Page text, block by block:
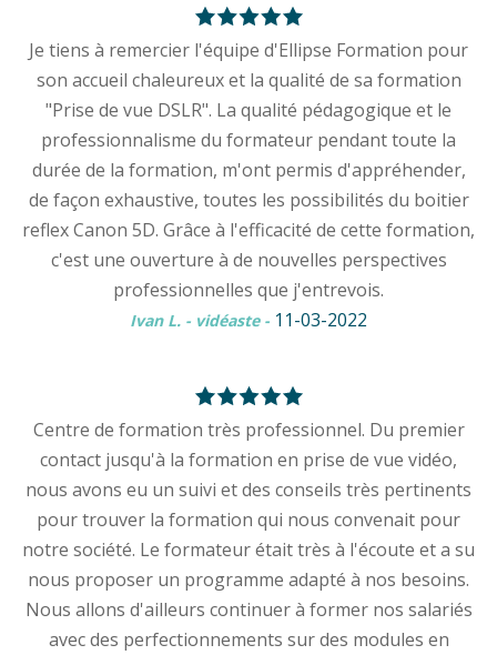
Je tiens à remercier l'équipe d'Ellipse Formation pour
son accueil chaleureux et la qualité de sa formation
"Prise de vue DSLR". La qualité pédagogique et le
professionnalisme du formateur pendant toute la
durée de la formation, m'ont permis d'appréhender,
de façon exhaustive, toutes les possibilités du boitier
reflex Canon 5D. Grâce à l'efficacité de cette formation,
c'est une ouverture à de nouvelles perspectives
professionnelles que j'entrevois.
Ivan L. - vidéaste - 11-03-2022
Centre de formation très professionnel. Du premier
contact jusqu'à la formation en prise de vue vidéo,
nous avons eu un suivi et des conseils très pertinents
pour trouver la formation qui nous convenait pour
notre société. Le formateur était très à l'écoute et a su
nous proposer un programme adapté à nos besoins.
Nous allons d'ailleurs continuer à former nos salariés
avec des perfectionnements sur des modules en